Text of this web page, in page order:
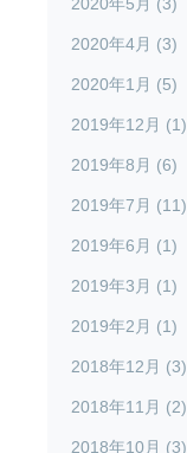
2020年4月 (3)
2020年1月 (5)
2019年12月 (1)
2019年8月 (6)
2019年7月 (11)
2019年6月 (1)
2019年3月 (1)
2019年2月 (1)
2018年12月 (3)
2018年11月 (2)
2018年10月 (3)